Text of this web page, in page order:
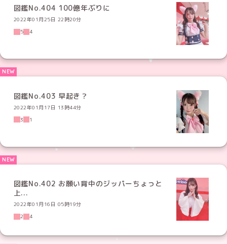
図鑑No.404 100億年ぶりに
2022年01月25日 22時20分
5
4
図鑑No.403 早起き？
2022年01月17日 13時44分
3
1
図鑑No.402 お願い背中のジッパーちょっと
上...
2022年01月16日 05時19分
2
4